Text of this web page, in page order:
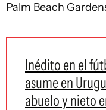
Palm Beach
Inédito en el
asume en
abuelo y nieto